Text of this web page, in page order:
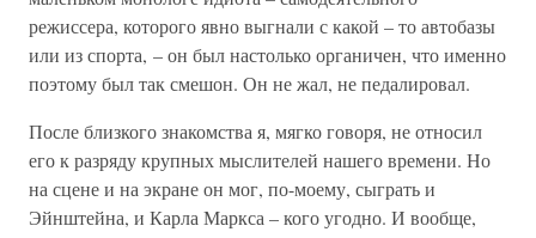
режиссера, которого явно выгнали с какой – то автобазы
или из спорта, – он был настолько органичен, что именно
поэтому был так смешон. Он не жал, не педалировал.
После близкого знакомства я, мягко говоря, не относил
его к разряду крупных мыслителей нашего времени. Но
на сцене и на экране он мог, по-моему, сыграть и
Эйнштейна, и Карла Маркса – кого угодно. И вообще,